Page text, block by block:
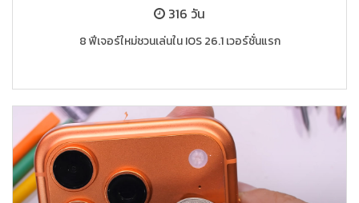
316 วัน
8 ฟีเจอร์ใหม่ชวนเล่นใน IOS 26.1 เวอร์ชั่นแรก